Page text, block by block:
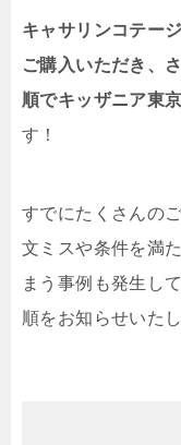
キャサリンコテー
ご購入いただき、
順でキッザニア東
す！
すでにたくさんの
文ミスや条件を満
まう事例も発生し
順をお知らせいたし